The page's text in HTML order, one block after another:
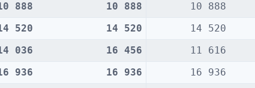
888 10 888 10 888
520 14 520 14 520
036 16 456 11 616
936 16 936 16 936